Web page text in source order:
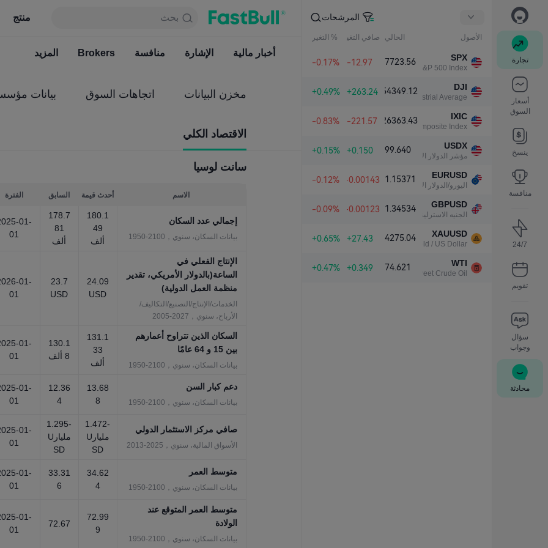
تجارة
أسعار
السوق
ينسخ
منافسة
24/7
تقويم
سؤال
وجواب
محادثة
المرشحات
الأصول الحالي صافي التغير % التغير
SPX
S&P 500 Index
7723.56
-12.97
-0.17%
DJI
Dow Jones Industrial Average
54349.12
+263.24
+0.49%
IXIC
NASDAQ Composite Index
26363.43
-221.57
-0.83%
USDX
مؤشر الدولار الأمريكي
99.640
+0.150
+0.15%
EURUSD
اليورو/الدولار الأمريكي
1.15371
-0.00143
-0.12%
GBPUSD
الجنيه الاسترليني/الدولار الأمريكي
1.34534
-0.00123
-0.09%
XAUUSD
Gold / US Dollar
4275.04
+27.43
+0.65%
WTI
Light Sweet Crude Oil
74.621
+0.349
+0.47%
بحث منتج
أخبار مالية الإشارة منافسة
بحث
دائما مجاني
أخبار مالية الإشارة منافسة Brokers المزيد
مخزن البيانات اتجاهات السوق بيانات
الاقتصاد الكلي
سانت لوسيا
الاسم أحدث قيمة السابق الفترة
إجمالي عدد السكان
بيانات السكان، سنوي，2100-1950
180.1
49
ألف
178.7
81
ألف
01-
01
الإنتاج الفعلي في
الساعة(بالدولار الأمريكي، تقدير
منظمة العمل الدولية)
الخدمات/الإنتاج/التصنيع/التكاليف/
الأرباح، سنوي，2027-2005
24.09
USD
23.7
USD
01-
01
السكان الذين تتراوح أعمارهم
بين 15 و 64 عامًا
بيانات السكان، سنوي，2100-1950
131.1
33
ألف
130.1
8 ألف
01-
01
دعم كبار السن
بيانات السكان، سنوي，2100-1950
13.68
8
12.36
4
01-
01
صافي مركز الاستثمار الدولي
الأسواق المالية، سنوي，2025-2013
-1.472
مليارU
SD
-1.295
مليارU
SD
01-
01
متوسط العمر
بيانات السكان، سنوي，2100-1950
34.62
4
33.31
6
01-
01
متوسط العمر المتوقع عند
الولادة
بيانات السكان، سنوي，2100-1950
72.99
9
72.67
01-
01